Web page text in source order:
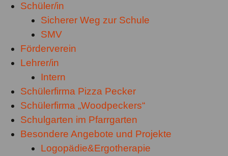
Schüler/in
Sicherer Weg zur Schule
SMV
Förderverein
Lehrer/in
Intern
Schülerfirma Pizza Pecker
Schülerfirma „Woodpeckers“
Schulgarten im Pfarrgarten
Besondere Angebote und Projekte
Logopädie&Ergotherapie